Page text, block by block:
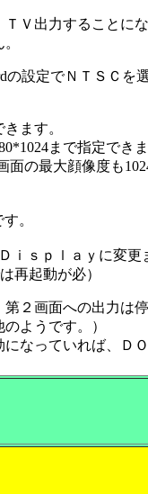
Ｖ出力することに
の設定でＮＴＳＣ
ます。
まで指定できま
面の最大顔像度も
。
ｉｓｐｌａｙに変
再起動が必）
２画面への出力は停
ようです。）
なっていれば、Ｄ